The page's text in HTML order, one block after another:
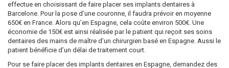
effectue en choisissant de faire placer ses implants dentaires à
Barcelone. Pour la pose d’une couronne, il faudra prévoir en moyenne
650€ en France. Alors qu’en Espagne, cela coûte environ 500€. Une
économie de 150€ est ainsi réalisée par le patient qui reçoit ses soins
dentaires des mains de maître d’un chirurgien basé en Espagne. Aussi le
patient bénéficie d’un délai de traitement court.
Pour se faire placer des implants dentaires en Espagne, demandez des